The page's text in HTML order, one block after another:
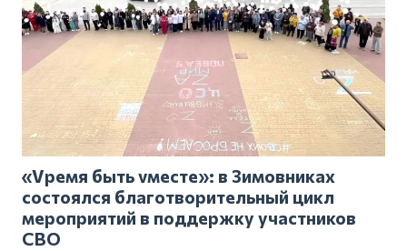
«Vремя быть vместе»: в Зимовниках
состоялся благотворительный цикл
мероприятий в поддержку участников
СВО